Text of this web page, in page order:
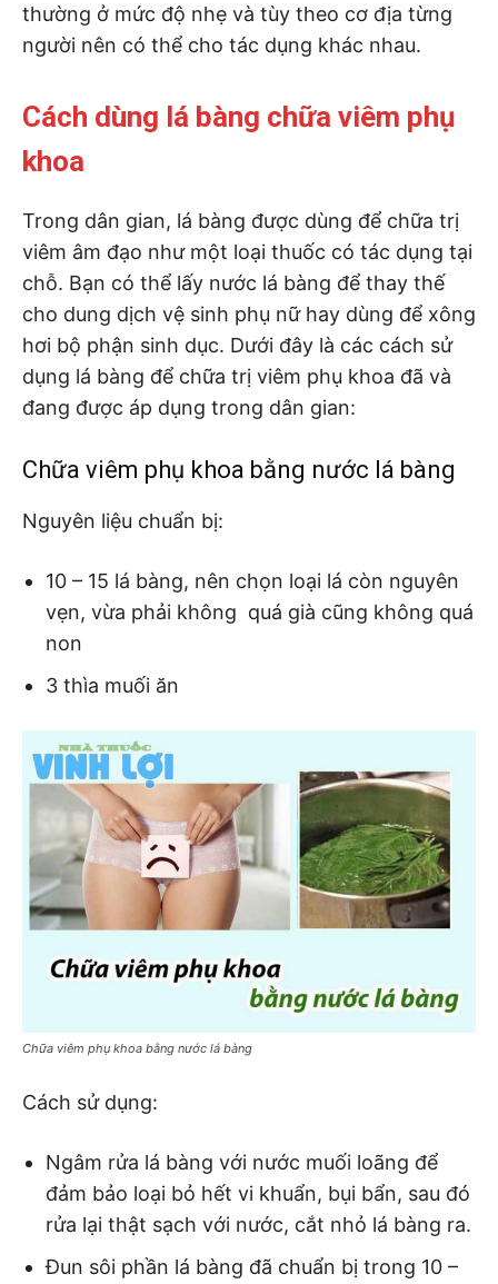
thường ở mức độ nhẹ và tùy theo cơ địa từng
người nên có thể cho tác dụng khác nhau.
Cách dùng lá bàng chữa viêm phụ
khoa
Trong dân gian, lá bàng được dùng để chữa trị
viêm âm đạo như một loại thuốc có tác dụng tại
chỗ. Bạn có thể lấy nước lá bàng để thay thế
cho dung dịch vệ sinh phụ nữ hay dùng để xông
hơi bộ phận sinh dục. Dưới đây là các cách sử
dụng lá bàng để chữa trị viêm phụ khoa đã và
đang được áp dụng trong dân gian:
Chữa viêm phụ khoa bằng nước lá bàng
Nguyên liệu chuẩn bị:
10 – 15 lá bàng, nên chọn loại lá còn nguyên
vẹn, vừa phải không quá già cũng không quá
non
3 thìa muối ăn
Chữa viêm phụ khoa bằng nước lá bàng
Cách sử dụng:
Ngâm rửa lá bàng với nước muối loãng để
đảm bảo loại bỏ hết vi khuẩn, bụi bẩn, sau đó
rửa lại thật sạch với nước, cắt nhỏ lá bàng ra.
Đun sôi phần lá bàng đã chuẩn bị trong 10 –